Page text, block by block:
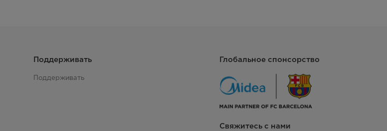
890x640x885
Поддерживать
Поддерживать
Глобальное спонсорство
Свяжитесь с нами